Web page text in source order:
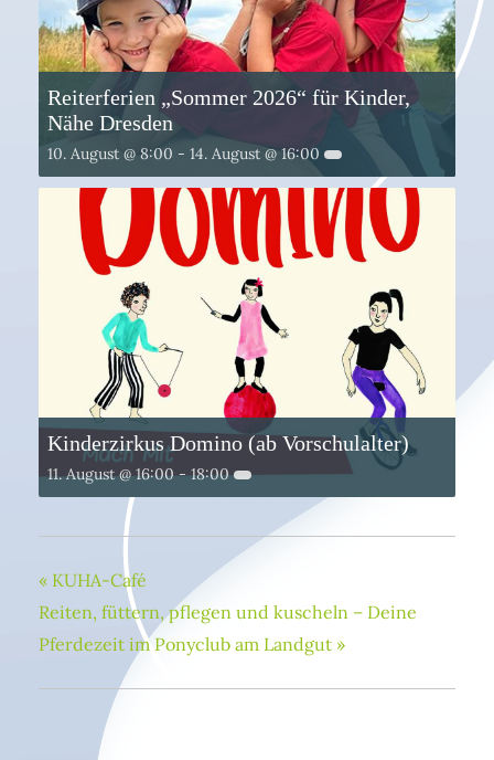
Reiterferien „Sommer 2026“ für Kinder,
Nähe Dresden
10. August @ 8:00 - 14. August @ 16:00
Kinderzirkus Domino (ab Vorschulalter)
11. August @ 16:00-18:00
« KUHA-Café
Reiten, füttern, pflegen und kuscheln – Deine
Pferdezeit im Ponyclub am Landgut »